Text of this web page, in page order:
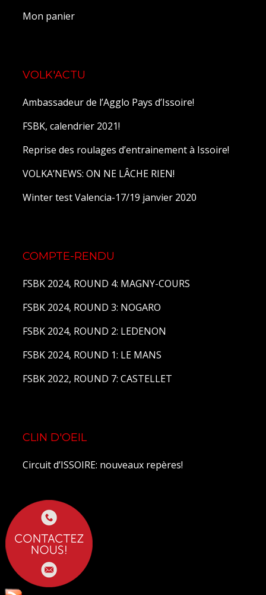
Mon panier
VOLK'ACTU
Ambassadeur de l’Agglo Pays d’Issoire!
FSBK, calendrier 2021!
Reprise des roulages d’entrainement à Issoire!
VOLKA’NEWS: ON NE LÂCHE RIEN!
Winter test Valencia-17/19 janvier 2020
COMPTE-RENDU
FSBK 2024, ROUND 4: MAGNY-COURS
FSBK 2024, ROUND 3: NOGARO
FSBK 2024, ROUND 2: LEDENON
FSBK 2024, ROUND 1: LE MANS
FSBK 2022, ROUND 7: CASTELLET
CLIN D'OEIL
Circuit d’ISSOIRE: nouveaux repères!